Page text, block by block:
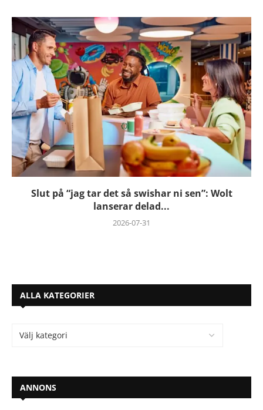
Slut på “jag tar det så swishar ni sen”: Wolt
lanserar delad...
2026-07-31
ALLA KATEGORIER
ANNONS